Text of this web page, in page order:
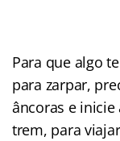
Para que algo
para zarpar,
âncoras e inicie
trem, para